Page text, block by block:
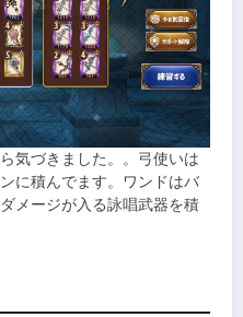
気づきました。。弓使いは
に積んでます。ワンドはバ
メージが入る詠唱武器を積